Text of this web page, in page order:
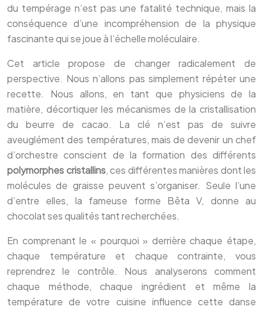
du tempérage n’est pas une fatalité technique, mais la
conséquence d’une incompréhension de la physique
fascinante qui se joue à l’échelle moléculaire.
Cet article propose de changer radicalement de
perspective. Nous n’allons pas simplement répéter une
recette. Nous allons, en tant que physiciens de la
matière, décortiquer les mécanismes de la cristallisation
du beurre de cacao. La clé n’est pas de suivre
aveuglément des températures, mais de devenir un chef
d’orchestre conscient de la formation des différents
polymorphes cristallins, ces différentes manières dont les
molécules de graisse peuvent s’organiser. Seule l’une
d’entre elles, la fameuse forme Bêta V, donne au
chocolat ses qualités tant recherchées.
En comprenant le « pourquoi » derrière chaque étape,
chaque température et chaque contrainte, vous
reprendrez le contrôle. Nous analyserons comment
chaque méthode, chaque ingrédient et même la
température de votre cuisine influence cette danse